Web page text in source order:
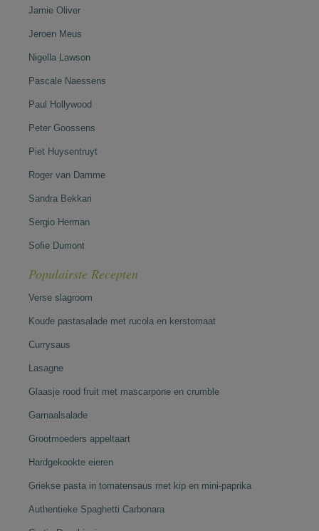
Jamie Oliver
Jeroen Meus
Nigella Lawson
Pascale Naessens
Paul Hollywood
Peter Goossens
Piet Huysentruyt
Roger van Damme
Sandra Bekkari
Sergio Herman
Sofie Dumont
Populairste Recepten
Verse slagroom
Koude pastasalade met rucola en kerstomaat
Currysaus
Lasagne
Glaasje rood fruit met mascarpone en crumble
Garnaalsalade
Grootmoeders appeltaart
Hardgekookte eieren
Griekse pasta in tomatensaus met kip en mini-paprika
Authentieke Spaghetti Carbonara